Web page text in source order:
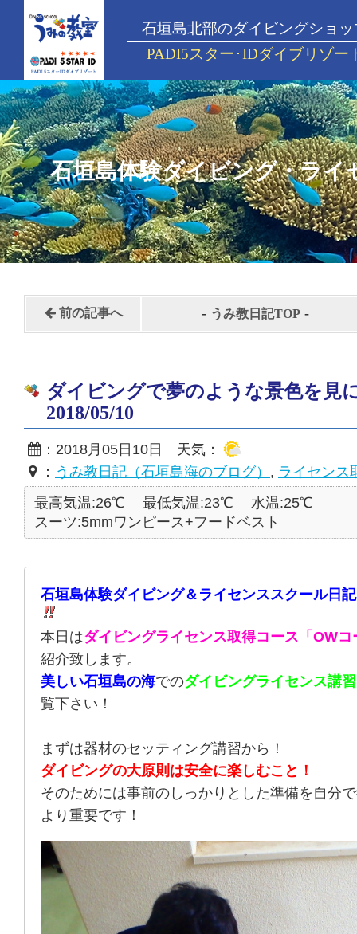
石垣島北部のダイビングショッ
PADI5スター･IDダイブリゾー
石垣島体験ダイビング・ライ
前の記事へ - うみ教日記TOP -
ダイビングで夢のような景色を見
2018/05/10
：2018月05日10日 天気：
： うみ教日記（石垣島海のブログ） , ライセンス
最高気温:26℃
最低気温:23℃
水温:25℃
スーツ:5mmワンピース+フードベスト
石垣島体験ダイビング＆ライセンススクール日記
本日はダイビングライセンス取得コース「OWコ
紹介致します。
美しい石垣島の海でのダイビングライセンス講
覧下さい！
まずは器材のセッティング講習から！
ダイビングの大原則は安全に楽しむこと！
そのためには事前のしっかりとした準備を自分
より重要です！